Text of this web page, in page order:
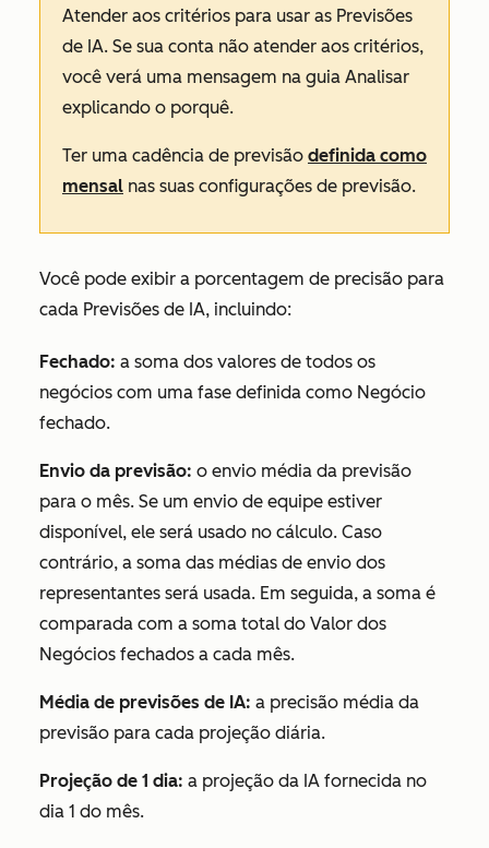
Atender aos critérios para usar as Previsões
de IA. Se sua conta não atender aos critérios,
você verá uma mensagem na guia Analisar
explicando o porquê.
Ter uma cadência de previsão definida como
mensal nas suas configurações de previsão.
Você pode exibir a porcentagem de precisão para
cada Previsões de IA, incluindo:
Fechado: a soma dos valores de todos os
negócios com uma fase definida como Negócio
fechado.
Envio da previsão: o envio média da previsão
para o mês. Se um envio de equipe estiver
disponível, ele será usado no cálculo. Caso
contrário, a soma das médias de envio dos
representantes será usada. Em seguida, a soma é
comparada com a soma total do Valor dos
Negócios fechados a cada mês.
Média de previsões de IA: a precisão média da
previsão para cada projeção diária.
Projeção de 1 dia: a projeção da IA fornecida no
dia 1 do mês.